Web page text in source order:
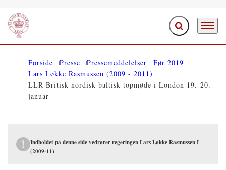
Gå til forsiden Fold søgefelt ud
Menu
Forside Presse Pressemeddelelser
Før 2019
Lars Løkke Rasmussen (2009 - 2011)
LLR Britisk-nordisk-baltisk topmøde i London 19.-20.
januar
Indholdet på denne side vedrører regeringen Lars Løkke Rasmussen I
(2009-11)